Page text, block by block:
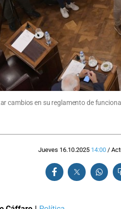
cambios en su reglamento de
Jueves 16.10.2025 14:00/